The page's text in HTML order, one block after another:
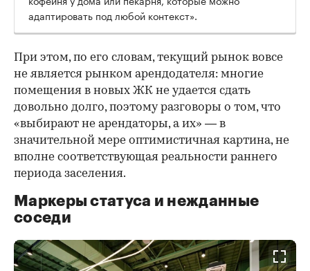
адаптировать под любой контекст».
При этом, по его словам, текущий рынок вовсе
не является рынком арендодателя: многие
помещения в новых ЖК не удается сдать
довольно долго, поэтому разговоры о том, что
«выбирают не арендаторы, а их» — в
значительной мере оптимистичная картина, не
вполне соответствующая реальности раннего
периода заселения.
Маркеры статуса и нежданные
соседи